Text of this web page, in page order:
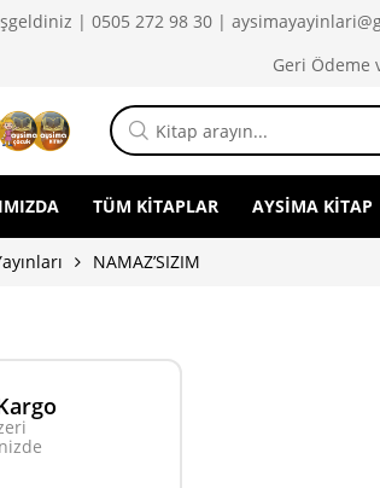
| 0505 272 98 30 |
Geri Ödeme
TÜM KITAPLAR AYSİMA KİTAP
NAMAZ’SIZIM